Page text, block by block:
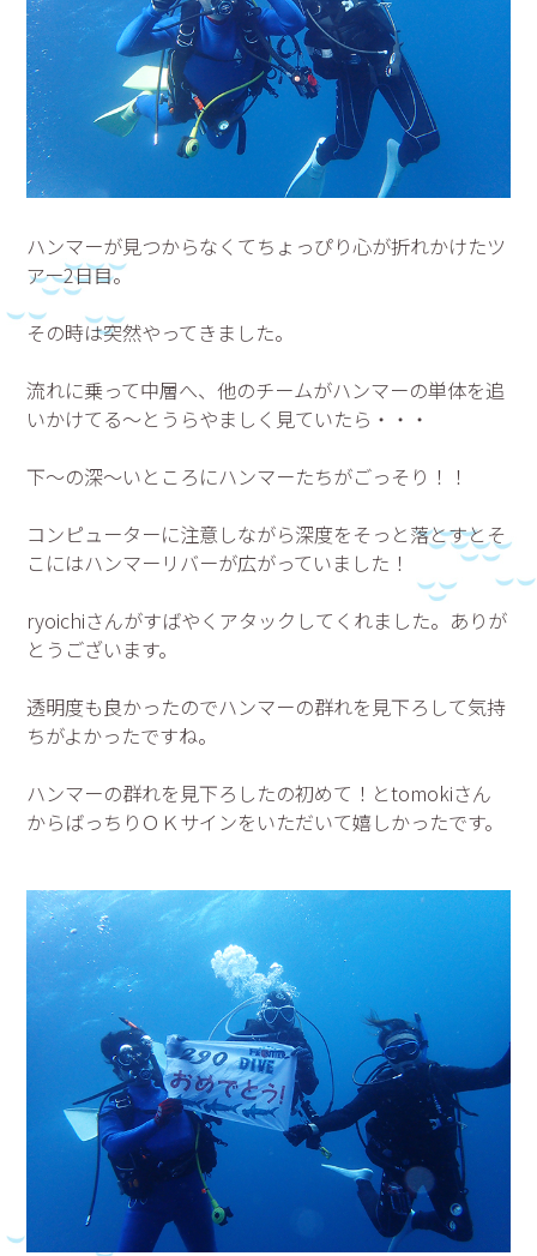
ハンマーが見つからなくてちょっぴり心が折れかけたツ
アー2日目。
その時は突然やってきました。
流れに乗って中層へ、他のチームがハンマーの単体を追
いかけてる～とうらやましく見ていたら・・・
下～の深～いところにハンマーたちがごっそり！！
コンピューターに注意しながら深度をそっと落とすとそ
こにはハンマーリバーが広がっていました！
ryoichiさんがすばやくアタックしてくれました。ありが
とうございます。
透明度も良かったのでハンマーの群れを見下ろして気持
ちがよかったですね。
ハンマーの群れを見下ろしたの初めて！とtomokiさん
からばっちりＯＫサインをいただいて嬉しかったです。